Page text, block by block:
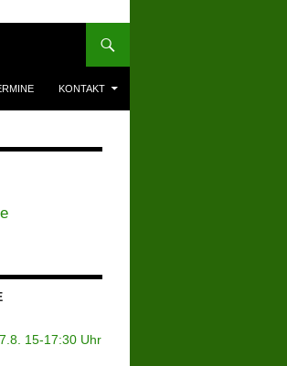
KONTAKT
15-17:30 Uhr